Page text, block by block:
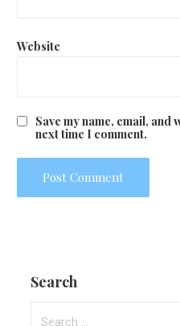
Website
Save my name, email,
next time I comment.
Search